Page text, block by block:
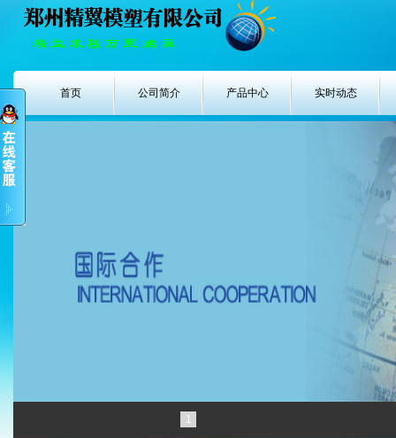
首页 公司简介 产品中心 实时动态
1